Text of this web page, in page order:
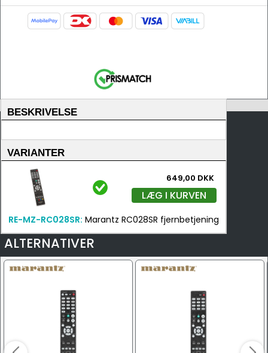
BESKRIVELSE
VARIANTER
649,00 DKK
LÆG I KURVEN
RE-MZ-RC028SR: Marantz RC028SR fjernbetjening
ALTERNATIVER